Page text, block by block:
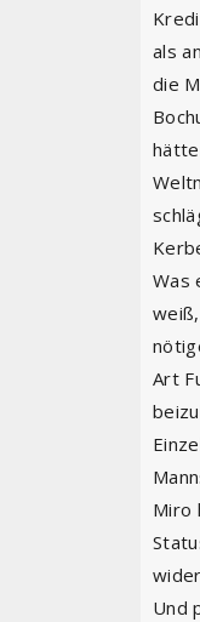
als
die
Was
Art
Miro
Und